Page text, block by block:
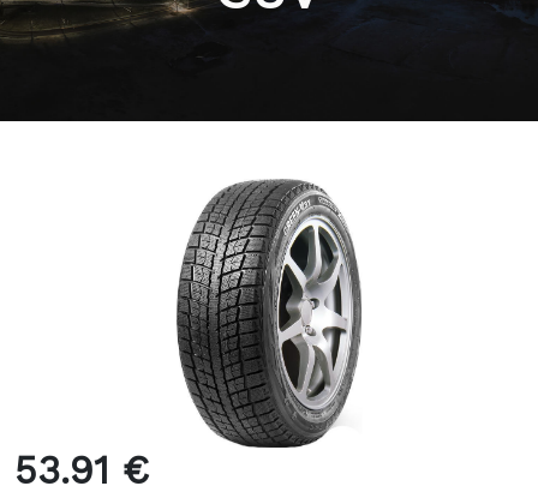
53.91 €